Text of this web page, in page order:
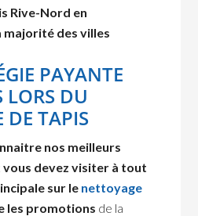
Rive-Nord en
des villes
PAYANTE
LORS DU
DE TAPIS
nos meilleurs
devez visiter à tout
sur le nettoyage
les promotions de la